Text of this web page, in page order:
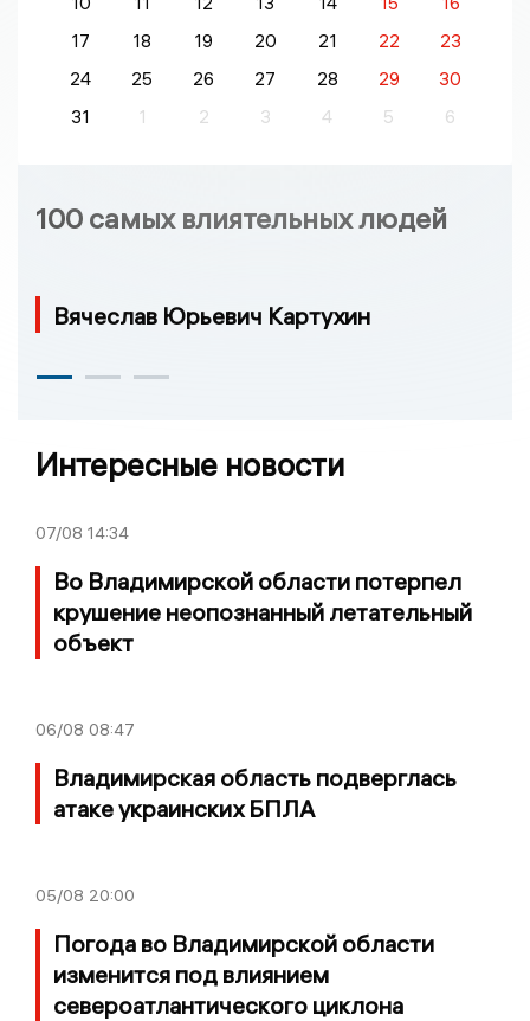
17
18 19 20 21 22
23
24
25 26 27 28 29
30
31
1 2 3 4 5 6
100 самых влиятельных людей
Вячеслав Юрьевич Картухин
Интересные новости
07/08 14:34
Во Владимирской области потерпел
крушение неопознанный летательный
объект
06/08 08:47
Владимирская область подверглась
атаке украинских БПЛА
05/08 20:00
Погода во Владимирской области
изменится под влиянием
североатлантического циклона